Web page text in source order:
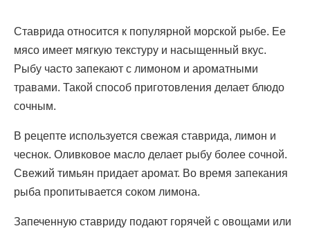
Ставрида относится к популярной морской рыбе. Ее
мясо имеет мягкую текстуру и насыщенный вкус.
Рыбу часто запекают с лимоном и ароматными
травами. Такой способ приготовления делает блюдо
сочным.
В рецепте используется свежая ставрида, лимон и
чеснок. Оливковое масло делает рыбу более сочной.
Свежий тимьян придает аромат. Во время запекания
рыба пропитывается соком лимона.
Запеченную ставриду подают горячей с овощами или